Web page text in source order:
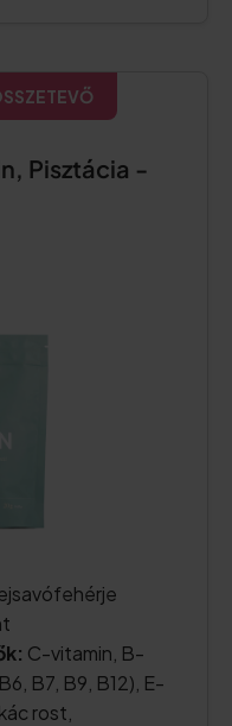
Pisztácia -
C-vitamin, B-
B7, B9, B12), E-
rost,